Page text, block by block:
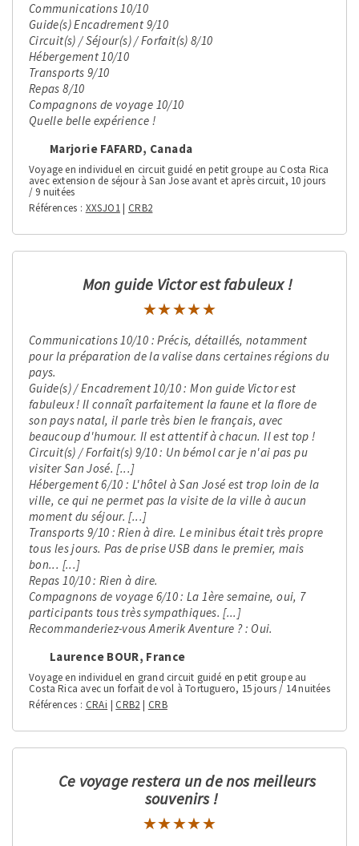
Communications 10/10
Guide(s) Encadrement 9/10
Circuit(s) / Séjour(s) / Forfait(s) 8/10
Hébergement 10/10
Transports 9/10
Repas 8/10
Compagnons de voyage 10/10
Quelle belle expérience !
Marjorie FAFARD, Canada
Voyage en individuel en circuit guidé en petit groupe au Costa Rica
avec extension de séjour à San Jose avant et après circuit, 10 jours
/ 9 nuitées
Références
XXSJO1| CRB2
Mon guide Victor est fabuleux !
★★★★★
★★★★★
Communications 10/10 : Précis, détaillés, notamment
pour la préparation de la valise dans certaines régions du
pays.
Guide(s) / Encadrement 10/10 : Mon guide Victor est
fabuleux ! Il connaît parfaitement la faune et la flore de
son pays natal, il parle très bien le français, avec
beaucoup d'humour. Il est attentif à chacun. Il est top !
Circuit(s) / Forfait(s) 9/10 : Un bémol car je n'ai pas pu
visiter San José. [...]
Hébergement 6/10 : L'hôtel à San José est trop loin de la
ville, ce qui ne permet pas la visite de la ville à aucun
moment du séjour. [...]
Transports 9/10 : Rien à dire. Le minibus était très propre
tous les jours. Pas de prise USB dans le premier, mais
bon... [...]
Repas 10/10 : Rien à dire.
Compagnons de voyage 6/10 : La 1ère semaine, oui, 7
participants tous très sympathiques. [...]
Recommanderiez-vous Amerik Aventure ? : Oui.
Laurence BOUR, France
Voyage en individuel en grand circuit guidé en petit groupe au
Costa Rica avec un forfait de vol à Tortuguero, 15 jours / 14 nuitées
Références
CRAi | CRB2 | CRB
Ce voyage restera un de nos meilleurs
souvenirs !
★★★★★
★★★★★